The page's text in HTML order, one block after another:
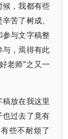
，我都有些
苦了树成、
与文字稿整
，焉得有此
老师”之又一
放在我这里
过去了竟有
些不耐烦了